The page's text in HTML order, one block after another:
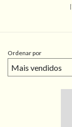
Ordenar por